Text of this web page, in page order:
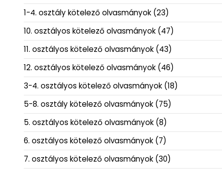
1-4. osztály kötelező olvasmányok (23)
10. osztályos kötelező olvasmányok (47)
11. osztályos kötelező olvasmányok (43)
12. osztályos kötelező olvasmányok (46)
3-4. osztályos kötelező olvasmányok (18)
5-8. osztály kötelező olvasmányok (75)
5. osztályos kötelező olvasmányok (8)
6. osztályos kötelező olvasmányok (7)
7. osztályos kötelező olvasmányok (30)